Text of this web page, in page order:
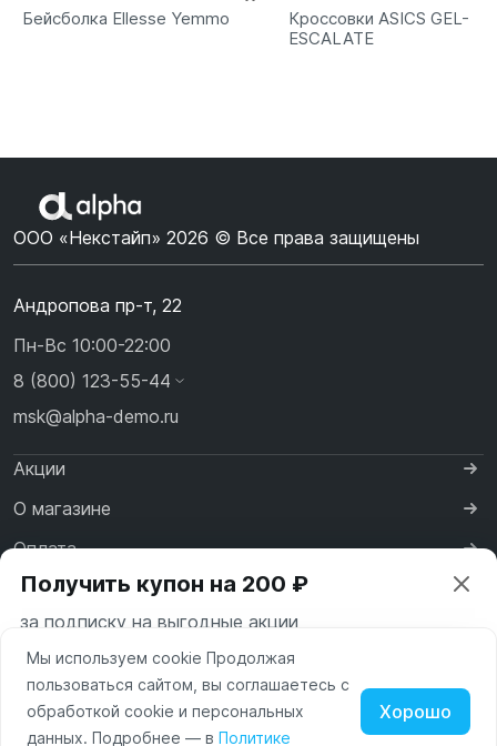
Бейсболка Ellesse Yemmo
Кроссовки ASICS GEL-
ESCALATE
ООО «Некстайп» 2026 © Все права защищены
Андропова пр-т, 22
Пн-Вс 10:00-22:00
8 (800) 123-55-44
msk@alpha-demo.ru
Акции
О магазине
Оплата
Доставка
Контакты
Получить купон на 200 ₽
за подписку на выгодные акции
Нажимая на кнопку «Подписаться» вы соглашаетесь с
Ваш город —Москва
Московская область
Мы используем cookie Продолжая
пользоваться сайтом, вы соглашаетесь с
обработкой cookie и персональных
данных. Подробнее — в Политике
Хорошо